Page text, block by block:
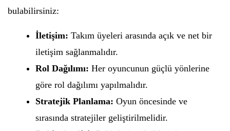
bulabilirsiniz:
İletişim: Takım üyeleri arasında açık ve net bir
iletişim sağlanmalıdır.
Rol Dağılımı: Her oyuncunun güçlü yönlerine
göre rol dağılımı yapılmalıdır.
Stratejik Planlama: Oyun öncesinde ve
sırasında stratejiler geliştirilmelidir.